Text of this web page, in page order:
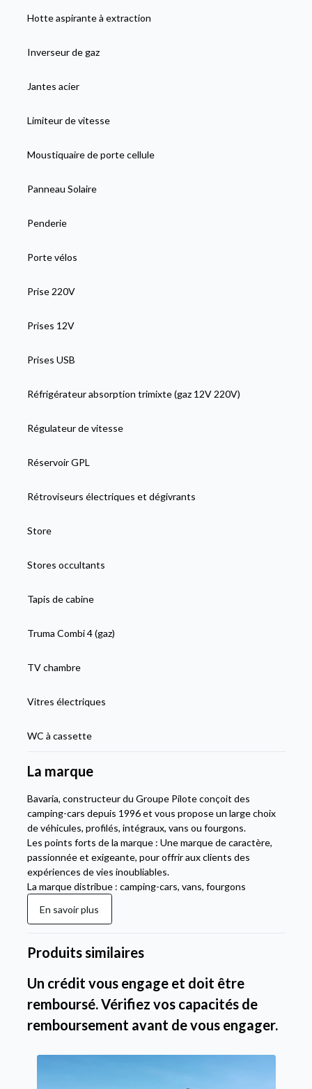
Hotte aspirante à extraction
Inverseur de gaz
Jantes acier
Limiteur de vitesse
Moustiquaire de porte cellule
Panneau Solaire
Penderie
Porte vélos
Prise 220V
Prises 12V
Prises USB
Réfrigérateur absorption trimixte (gaz 12V 220V)
Régulateur de vitesse
Réservoir GPL
Rétroviseurs électriques et dégivrants
Store
Stores occultants
Tapis de cabine
Truma Combi 4 (gaz)
TV chambre
Vitres électriques
WC à cassette
La marque
Bavaria, constructeur du Groupe Pilote conçoit des
camping-cars depuis 1996 et vous propose un large choix
de véhicules, profilés, intégraux, vans ou fourgons.
Les points forts de la marque : Une marque de caractère,
passionnée et exigeante, pour offrir aux clients des
expériences de vies inoubliables.
La marque distribue : camping-cars, vans, fourgons
En savoir plus
Produits similaires
Un crédit vous engage et doit être
remboursé. Vérifiez vos capacités de
remboursement avant de vous engager.